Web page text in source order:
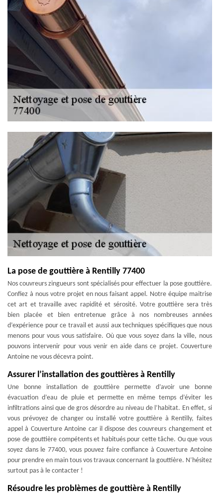
La pose de gouttière à Rentilly 77400
Nos couvreurs zingueurs sont spécialisés pour effectuer la pose gouttière.
Confiez à nous votre projet en nous faisant appel. Notre équipe maitrise
cet art et travaille avec rapidité et sérosité. Votre gouttière sera très
bien placée et bien entretenue grâce à nos nombreuses années
d’expérience pour ce travail et aussi aux techniques spécifiques que nous
menons pour vous vous satisfaire. Où que vous soyez dans la ville, nous
pouvons intervenir pour vous venir en aide dans ce projet. Couverture
Antoine ne vous décevra point.
Assurer l’installation des gouttières à Rentilly
Une bonne installation de gouttière permette d’avoir une bonne
évacuation d’eau de pluie et permette en même temps d’éviter les
infiltrations ainsi que de gros désordre au niveau de l’habitat. En effet, si
vous prévoyez de changer ou installé votre gouttière à Rentilly, faites
appel à Couverture Antoine car il dispose des couvreurs changement et
pose de gouttière compétents et habitués pour cette tâche. Ou que vous
soyez dans le 77400, vous pouvez faire confiance à Couverture Antoine
pour prendre en main tous vos travaux concernant la gouttière. N’hésitez
surtout pas à le contacter !
Résoudre les problèmes de gouttière à Rentilly